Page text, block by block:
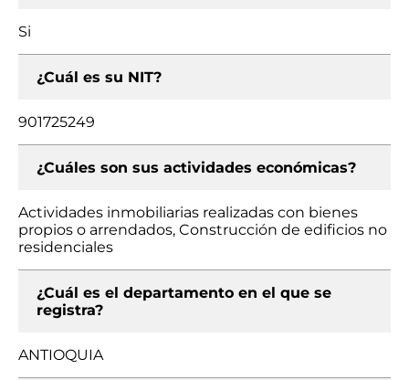
Si
¿Cuál es su NIT?
901725249
¿Cuáles son sus actividades económicas?
Actividades inmobiliarias realizadas con bienes
propios o arrendados, Construcción de edificios no
residenciales
¿Cuál es el departamento en el que se
registra?
ANTIOQUIA